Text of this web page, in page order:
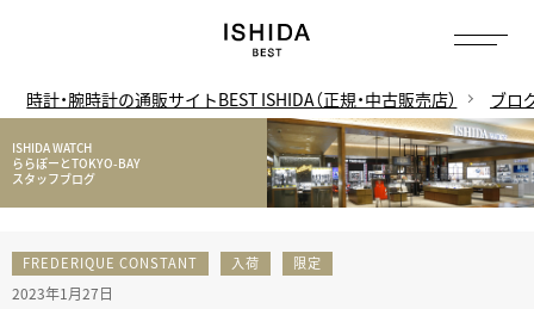
時計・腕時計の通販サイトBEST ISHIDA（正規・中古販売店） ブロ
ISHIDA WATCH
ららぽーとTOKYO-BAY
スタッフブログ
FREDERIQUE CONSTANT 入荷 限定
2023年1月27日